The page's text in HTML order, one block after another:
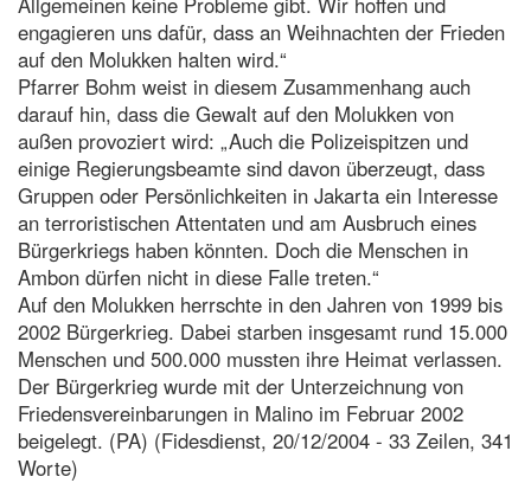
engagieren uns dafür, dass an Weihnachten der Frieden
auf den Molukken halten wird.“
Pfarrer Bohm weist in diesem Zusammenhang auch
darauf hin, dass die Gewalt auf den Molukken von
außen provoziert wird: „Auch die Polizeispitzen und
einige Regierungsbeamte sind davon überzeugt, dass
Gruppen oder Persönlichkeiten in Jakarta ein Interesse
an terroristischen Attentaten und am Ausbruch eines
Bürgerkriegs haben könnten. Doch die Menschen in
Ambon dürfen nicht in diese Falle treten.“
Auf den Molukken herrschte in den Jahren von 1999 bis
2002 Bürgerkrieg. Dabei starben insgesamt rund 15.000
Menschen und 500.000 mussten ihre Heimat verlassen.
Der Bürgerkrieg wurde mit der Unterzeichnung von
Friedensvereinbarungen in Malino im Februar 2002
beigelegt. (PA) (Fidesdienst, 20/12/2004 - 33 Zeilen, 341
Worte)